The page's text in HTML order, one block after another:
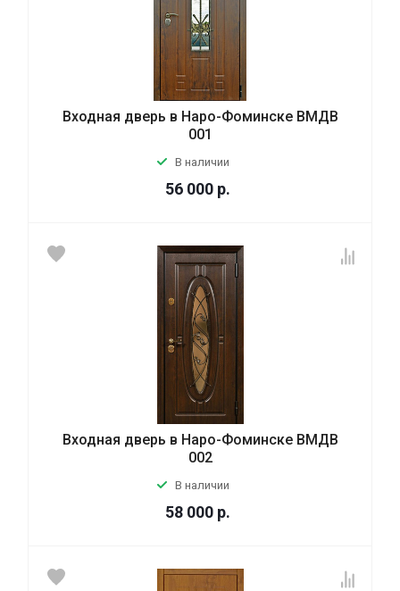
Входная дверь в Наро-Фоминске ВМДВ
001
В наличии
56 000 р.
Входная дверь в Наро-Фоминске ВМДВ
002
В наличии
58 000 р.